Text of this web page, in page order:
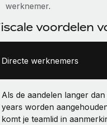
werknemer.
voordelen
Directe werknemers
Als de aandelen langer dan
years worden
komt je teamlid in